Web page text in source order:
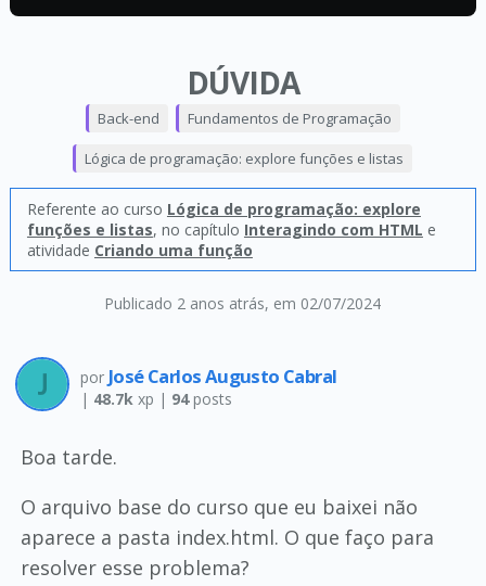
DÚVIDA
Publicado 2 anos atrás, em 02/07/2024
Back-end Fundamentos de Programação
Lógica de programação: explore funções e listas
Referente ao curso Lógica de programação: explore
funções e listas, no capítulo Interagindo com HTML e
atividade Criando uma função
por José Carlos Augusto Cabral
| 48.7kxp | 94posts
Boa tarde.
O arquivo base do curso que eu baixei não
aparece a pasta index.html. O que faço para
resolver esse problema?